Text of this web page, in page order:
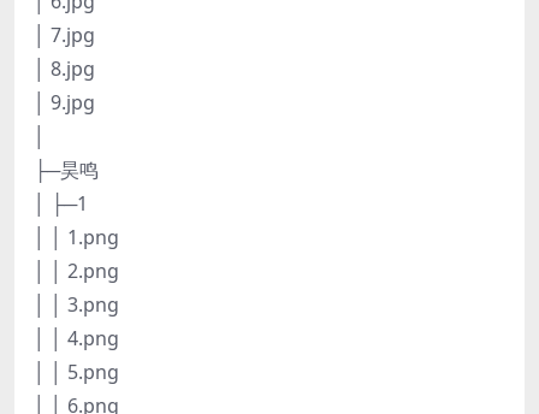
│ 7.jpg
│ 8.jpg
│ 9.jpg
├─昊鸣
│ ├─1
│ │ 1.png
│ │ 2.png
│ │ 3.png
│ │ 4.png
│ │ 5.png
│ │ 6.png